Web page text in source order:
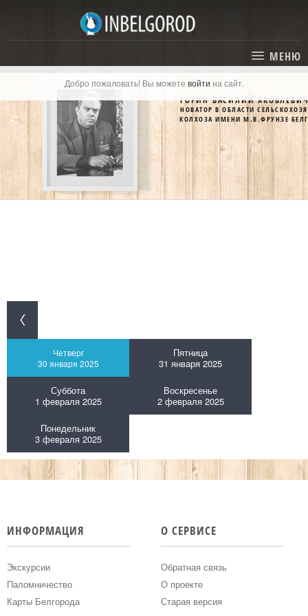
МЕНЮ
ГЛАВНАЯ
СТАТЬИ
КАТАЛОГ
ГОСТИНИЦЫ И ОТЕЛИ
ЭКСКУРСИИ
СОБЫТИЯ
КАРТА
Добро пожаловать! Вы можете войти на сайт.
ГОРИН ВАСИЛИЙ
НОВАТОР В ОБЛАСТИ
КОЛХОЗА ИМЕНИ М.В.ФРУНЗЕ
Четверг
30 января 2025
Пятница
31 января 2025
Суббота
1 февраля 2025
Воскресенье
2 февраля 2025
Понедельник
3 февраля 2025
ИНФОРМАЦИЯ
Экскурсии
Паломничество
Карты Белгорода
О СЕРВИСЕ
Обратная связь
О проекте
Старая версия